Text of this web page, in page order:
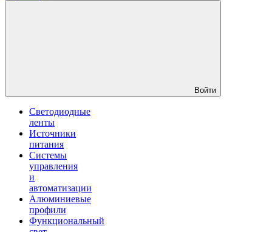
Войти
Светодиодные
ленты
Источники
питания
Системы
управления
и
автоматизации
Алюминиевые
профили
Функциональный